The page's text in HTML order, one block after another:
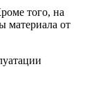
того, на
материала от